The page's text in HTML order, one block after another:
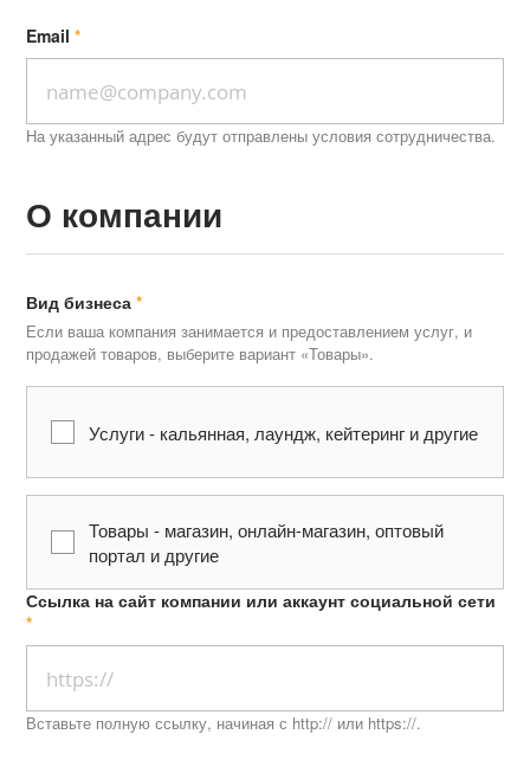
Email
На указанный адрес будут отправлены условия сотрудничества.
О компании
Вид бизнеса
Если ваша компания занимается и предоставлением услуг, и
продажей товаров, выберите вариант «Товары».
Услуги - кальянная, лаундж, кейтеринг и другие
Товары - магазин, онлайн-магазин, оптовый
портал и другие
Ссылка на сайт компании или аккаунт социальной сети
Вставьте полную ссылку, начиная с http:// или https://.